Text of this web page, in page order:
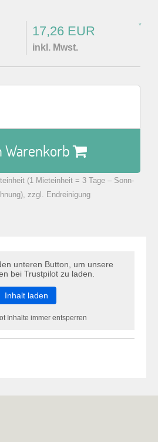
17,26 EUR *
inkl. Mwst.
Warenkorb
hinzugefügt.
(1 Mieteinheit = 3 Tage – Sonn-
zzgl. Endreinigung
unteren Button, um unsere
bei Trustpilot zu laden.
Inhalt laden
Inhalte immer entsperren